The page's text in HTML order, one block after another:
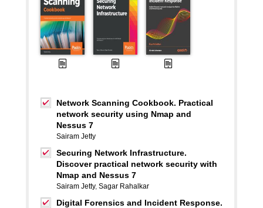
Network Scanning Cookbook. Practical
network security using Nmap and
Nessus 7
Sairam Jetty
Securing Network Infrastructure.
Discover practical network security with
Nmap and Nessus 7
Sairam Jetty, Sagar Rahalkar
Digital Forensics and Incident Response.